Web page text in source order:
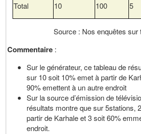
Total 10 100 5
Source : Nos enquêtes sur
Commentaire :
Sur le générateur, ce tableau de
sur 10 soit 10% emet à partir de
90% emettent à un autre endroit
Sur la source d’émission de
résultats montre que sur 5stations,
partir de Karhale et 3 soit 60%
endroit.